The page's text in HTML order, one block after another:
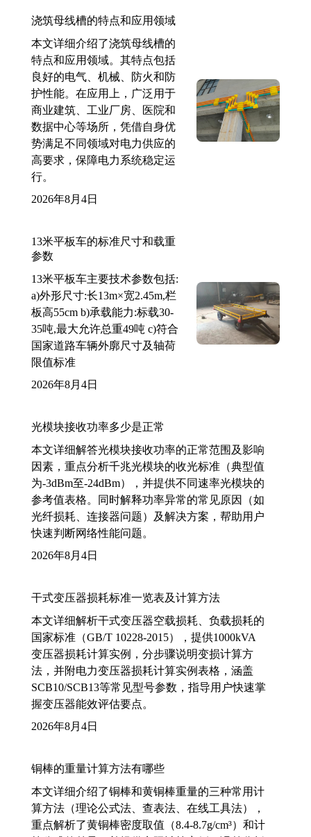
浇筑母线槽的特点和应用领域
本文详细介绍了浇筑母线槽的
特点和应用领域。其特点包括
良好的电气、机械、防火和防
护性能。在应用上，广泛用于
商业建筑、工业厂房、医院和
数据中心等场所，凭借自身优
势满足不同领域对电力供应的
高要求，保障电力系统稳定运
行。
2026年8月4日
13米平板车的标准尺寸和载重
参数
13米平板车主要技术参数包括:
a)外形尺寸:长13m×宽2.45m,栏
板高55cm b)承载能力:标载30-
35吨,最大允许总重49吨 c)符合
国家道路车辆外廓尺寸及轴荷
限值标准
2026年8月4日
光模块接收功率多少是正常
本文详细解答光模块接收功率的正常范围及影响
因素，重点分析千兆光模块的收光标准（典型值
为-3dBm至-24dBm），并提供不同速率光模块的
参考值表格。同时解释功率异常的常见原因（如
光纤损耗、连接器问题）及解决方案，帮助用户
快速判断网络性能问题。
2026年8月4日
干式变压器损耗标准一览表及计算方法
本文详细解析干式变压器空载损耗、负载损耗的
国家标准（GB/T 10228-2015），提供1000kVA
变压器损耗计算实例，分步骤说明变损计算方
法，并附电力变压器损耗计算实例表格，涵盖
SCB10/SCB13等常见型号参数，指导用户快速掌
握变压器能效评估要点。
2026年8月4日
铜棒的重量计算方法有哪些
本文详细介绍了铜棒和黄铜棒重量的三种常用计
算方法（理论公式法、查表法、在线工具法），
重点解析了黄铜棒密度取值（8.4-8.7g/cm³）和计